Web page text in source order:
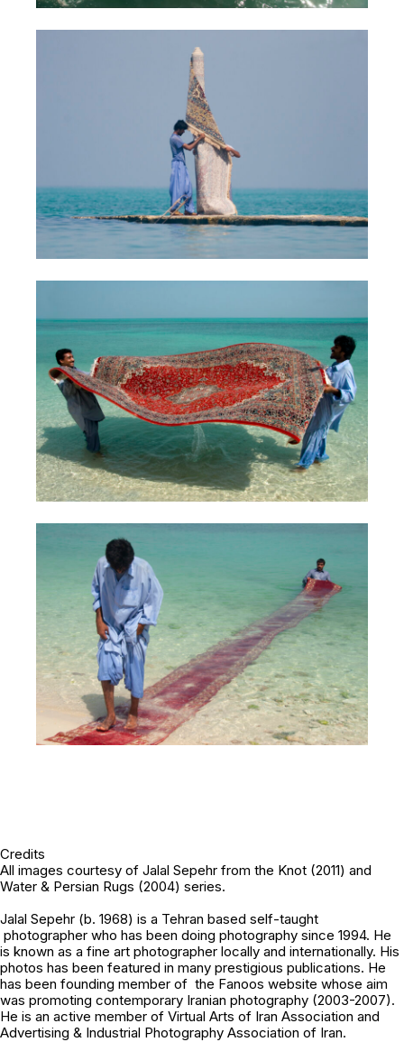
Credits
All images courtesy of Jalal Sepehr from the Knot (2011) and
Water & Persian Rugs (2004) series.
Jalal Sepehr (b. 1968) is a Tehran based self-taught
photographer who has been doing photography since 1994. He
is known as a fine art photographer locally and internationally. His
photos has been featured in many prestigious publications. He
has been founding member of the Fanoos website whose aim
was promoting contemporary Iranian photography (2003-2007).
He is an active member of Virtual Arts of Iran Association and
Advertising & Industrial Photography Association of Iran.